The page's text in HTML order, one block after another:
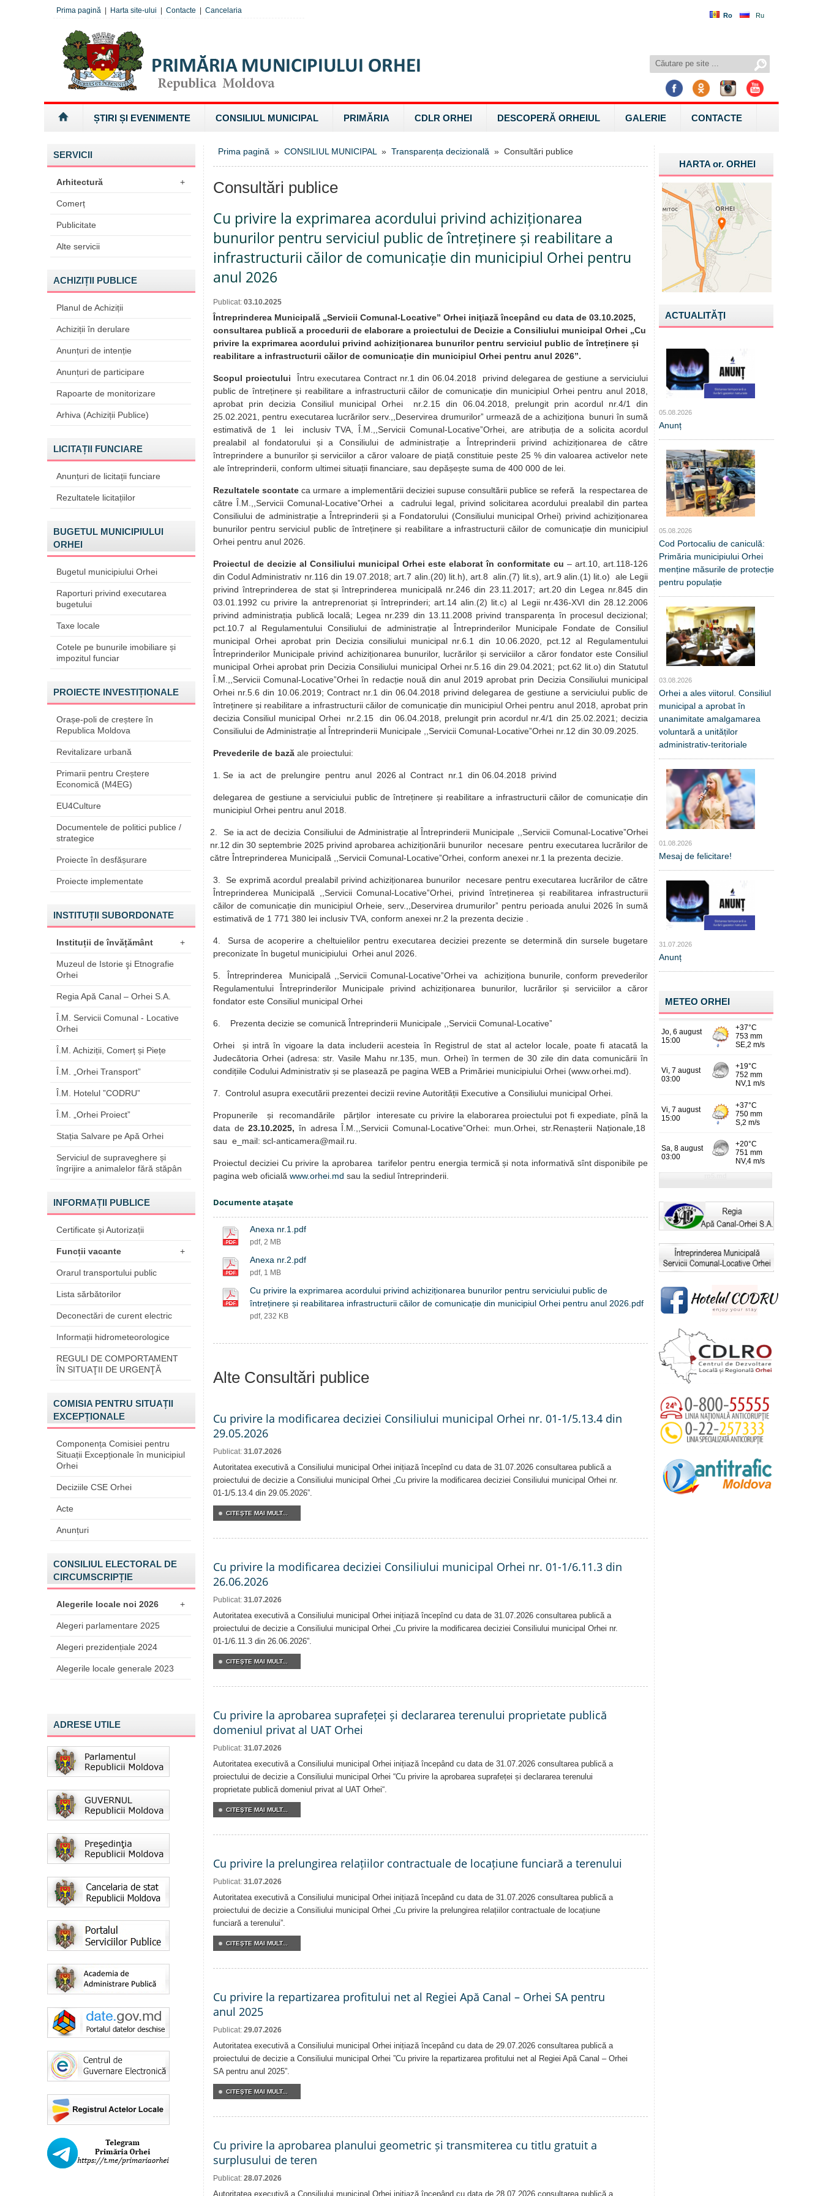
Ro Ru
Prima pagină Harta site-ului Contacte Cancelaria
ȘTIRI ȘI EVENIMENTE CONSILIUL MUNICIPAL PRIMĂRIA CDLR ORHEI DESCOPERĂ ORHEIUL GALERIE CONTACTE
SERVICII
Arhitectură +
Comerț
Publicitate
Alte servicii
ACHIZIȚII PUBLICE
Planul de Achiziții
Achiziții în derulare
Anunțuri de intenție
Anunțuri de participare
Rapoarte de monitorizare
Arhiva (Achiziții Publice)
LICITAȚII FUNCIARE
Anunțuri de licitații funciare
Rezultatele licitațiilor
BUGETUL MUNICIPIULUI
ORHEI
Bugetul municipiului Orhei
Raporturi privind executarea
bugetului
Taxe locale
Cotele pe bunurile imobiliare și
impozitul funciar
PROIECTE INVESTIȚIONALE
Orașe-poli de creștere în
Republica Moldova
Revitalizare urbană
Primarii pentru Creștere
Economică (M4EG)
EU4Culture
Documentele de politici publice /
strategice
Proiecte în desfășurare
Proiecte implementate
INSTITUȚII SUBORDONATE
Instituții de învățământ +
Muzeul de Istorie şi Etnografie
Orhei
Regia Apă Canal – Orhei S.A.
Î.M. Servicii Comunal - Locative
Orhei
Î.M. Achiziții, Comerț și Piețe
Î.M. „Orhei Transport”
Î.M. Hotelul ”CODRU”
Î.M. „Orhei Proiect”
Stația Salvare pe Apă Orhei
Serviciul de supraveghere și
îngrijire a animalelor fără stăpân
INFORMAȚII PUBLICE
Certificate și Autorizații
Funcții vacante +
Orarul transportului public
Lista sărbătorilor
Deconectări de curent electric
Informații hidrometeorologice
REGULI DE COMPORTAMENT
ÎN SITUAŢII DE URGENŢĂ
COMISIA PENTRU SITUAȚII
EXCEPȚIONALE
Componența Comisiei pentru
Situații Excepționale în municipiul
Orhei
Deciziile CSE Orhei
Acte
Anunțuri
CONSILIUL ELECTORAL DE
CIRCUMSCRIPȚIE
Alegerile locale noi 2026 +
Alegeri parlamentare 2025
Alegeri prezidențiale 2024
Alegerile locale generale 2023
ADRESE UTILE
Prima pagină » CONSILIUL MUNICIPAL » Transparența decizională » Consultări publice
Consultări publice
Cu privire la exprimarea acordului privind achiziționarea
bunurilor pentru serviciul public de întreținere și reabilitare a
infrastructurii căilor de comunicație din municipiul Orhei pentru
anul 2026
Publicat: 03.10.2025
Întreprinderea Municipală „Servicii Comunal-Locative” Orhei iniţiază începând cu data de 03.10.2025,
consultarea publică a procedurii de elaborare a proiectului de Decizie a Consiliului municipal Orhei „Cu
privire la exprimarea acordului privind achiziționarea bunurilor pentru serviciul public de întreținere și
reabilitare a infrastructurii căilor de comunicație din municipiul Orhei pentru anul 2026”.
Scopul proiectului Întru executarea Contract nr.1 din 06.04.2018 privind delegarea de gestiune a serviciului
public de întreținere și reabilitare a infrastructurii căilor de comunicație din municipiul Orhei pentru anul 2018,
aprobat prin decizia Consiliul municipal Orhei nr.2.15 din 06.04.2018, prelungit prin acordul nr.4/1 din
25.02.2021, pentru executarea lucrărilor serv.,,Deservirea drumurilorˮ urmează de a achiziționa bunuri în sumă
estimativă de 1 lei inclusiv TVA, Î.M.,,Servicii Comunal-LocativeˮOrhei, are atribuția de a solicita acordul
prealabil al fondatorului și a Consiliului de administrație a Întreprinderii privind achiziționarea de către
întreprindere a bunurilor și serviciilor a căror valoare de piață constituie peste 25 % din valoarea activelor nete
ale întreprinderii, conform ultimei situații financiare, sau depășește suma de 400 000 de lei.
Rezultatele scontate ca urmare a implementării deciziei supuse consultării publice se referă la respectarea de
către Î.M.,,Servicii Comunal-LocativeˮOrhei a cadrului legal, privind solicitarea acordului prealabil din partea
Consiliului de administrație a Întreprinderii și a Fondatorului (Consiliului municipal Orhei) privind achiziționarea
bunurilor pentru serviciul public de întreținere și reabilitare a infrastructurii căilor de comunicație din municipiul
Orhei pentru anul 2026.
Proiectul de decizie al Consiliului municipal Orhei este elaborat în conformitate cu – art.10, art.118-126
din Codul Administrativ nr.116 din 19.07.2018; art.7 alin.(20) lit.h), art.8 alin.(7) lit.s), art.9 alin.(1) lit.o) ale Legii
privind întreprinderea de stat și întreprinderea municipală nr.246 din 23.11.2017; art.20 din Legea nr.845 din
03.01.1992 cu privire la antreprenoriat și întreprinderi; art.14 alin.(2) lit.c) al Legii nr.436-XVI din 28.12.2006
privind administrația publică locală; Legea nr.239 din 13.11.2008 privind transparența în procesul decizional;
pct.10.7 al Regulamentului Consiliului de administrație al Întreprinderilor Municipale Fondate de Consiliul
municipal Orhei aprobat prin Decizia consiliului municipal nr.6.1 din 10.06.2020, pct.12 al Regulamentului
Întreprinderilor Municipale privind achiziționarea bunurilor, lucrărilor și serviciilor a căror fondator este Consiliul
municipal Orhei aprobat prin Decizia Consiliului municipal Orhei nr.5.16 din 29.04.2021; pct.62 lit.o) din Statutul
Î.M.,,Servicii Comunal-LocativeˮOrhei în redacție nouă din anul 2019 aprobat prin Decizia Consiliului municipal
Orhei nr.5.6 din 10.06.2019; Contract nr.1 din 06.04.2018 privind delegarea de gestiune a serviciului public de
întreținere și reabilitare a infrastructurii căilor de comunicație din municipiul Orhei pentru anul 2018, aprobat prin
decizia Consiliul municipal Orhei nr.2.15 din 06.04.2018, prelungit prin acordul nr.4/1 din 25.02.2021; decizia
Consiliului de Administrație al Întreprinderii Municipale ,,Servicii Comunal-LocativeˮOrhei nr.12 din 30.09.2025.
Prevederile de bază ale proiectului:
1. Se ia act de prelungire pentru anul 2026 al Contract nr.1 din 06.04.2018 privind
delegarea de gestiune a serviciului public de întreținere și reabilitare a infrastructurii căilor de comunicație din
municipiul Orhei pentru anul 2018.
2. Se ia act de decizia Consiliului de Administrație al Întreprinderii Municipale ,,Servicii Comunal-LocativeˮOrhei
nr.12 din 30 septembrie 2025 privind aprobarea achiziționării bunurilor necesare pentru executarea lucrărilor de
către Întreprinderea Municipală ,,Servicii Comunal-LocativeˮOrhei, conform anexei nr.1 la prezenta decizie.
3. Se exprimă acordul prealabil privind achiziționarea bunurilor necesare pentru executarea lucrărilor de către
Întreprinderea Municipală ,,Servicii Comunal-LocativeˮOrhei, privind întreținerea și reabilitarea infrastructurii
căilor de comunicație din municipiul Orheie, serv.,,Deservirea drumurilorˮ pentru perioada anului 2026 în sumă
estimativă de 1 771 380 lei inclusiv TVA, conform anexei nr.2 la prezenta decizie .
4. Sursa de acoperire a cheltuielilor pentru executarea deciziei prezente se determină din sursele bugetare
preconizate în bugetul municipiului Orhei anul 2026.
5. Întreprinderea Municipală ,,Servicii Comunal-LocativeˮOrhei va achiziționa bunurile, conform prevederilor
Regulamentului Întreprinderilor Municipale privind achiziționarea bunurilor, lucrărilor și serviciilor a căror
fondator este Consiliul municipal Orhei
6. Prezenta decizie se comunică Întreprinderii Municipale ,,Servicii Comunal-Locativeˮ
Orhei și intră în vigoare la data includerii acesteia în Registrul de stat al actelor locale, poate fi atacată la
Judecătoria Orhei (adresa: str. Vasile Mahu nr.135, mun. Orhei) în termen de 30 zile din data comunicării în
condițiile Codului Administrativ și se plasează pe pagina WEB a Primăriei municipiului Orhei (www.orhei.md).
7. Controlul asupra executării prezentei decizii revine Autorității Executive a Consiliului municipal Orhei.
Propunerile și recomandările părților interesate cu privire la elaborarea proiectului pot fi expediate, pînă la
data de23.10.2025, în adresa Î.M.,,Servicii Comunal-LocativeˮOrhei: mun.Orhei, str.Renașterii Naționale,18
sau e_mail: scl-anticamera@mail.ru.
Proiectul deciziei Cu privire la aprobarea tarifelor pentru energia termică și nota informativă sînt disponibile pe
pagina web oficială www.orhei.md sau la sediul întreprinderii.
Documente ataşate
Anexa nr.1.pdf
pdf, 2 MB
Anexa nr.2.pdf
pdf, 1 MB
Cu privire la exprimarea acordului privind achiziționarea bunurilor pentru serviciului public de
întreținere și reabilitarea infrastructurii căilor de comunicație din municipiul Orhei pentru anul 2026.pdf
pdf, 232 KB
Alte Consultări publice
Cu privire la modificarea deciziei Consiliului municipal Orhei nr. 01-1/5.13.4 din
29.05.2026
Publicat: 31.07.2026
Autoritatea executivă a Consiliului municipal Orhei inițiază începînd cu data de 31.07.2026 consultarea publică a
proiectului de decizie a Consiliului municipal Orhei „Cu privire la modificarea deciziei Consiliului municipal Orhei nr.
01-1/5.13.4 din 29.05.2026”.
CITEŞTE MAI MULT...
Cu privire la modificarea deciziei Consiliului municipal Orhei nr. 01-1/6.11.3 din
26.06.2026
Publicat: 31.07.2026
Autoritatea executivă a Consiliului municipal Orhei inițiază începînd cu data de 31.07.2026 consultarea publică a
proiectului de decizie a Consiliului municipal Orhei „Cu privire la modificarea deciziei Consiliului municipal Orhei nr.
01-1/6.11.3 din 26.06.2026”.
CITEŞTE MAI MULT...
Cu privire la aprobarea suprafeței și declararea terenului proprietate publică
domeniul privat al UAT Orhei
Publicat: 31.07.2026
Autoritatea executivă a Consiliului municipal Orhei inițiază începând cu data de 31.07.2026 consultarea publică a
proiectului de decizie a Consiliului municipal Orhei “Cu privire la aprobarea suprafeței și declararea terenului
proprietate publică domeniul privat al UAT Orhei“.
CITEŞTE MAI MULT...
Cu privire la prelungirea relațiilor contractuale de locațiune funciară a terenului
Publicat: 31.07.2026
Autoritatea executivă a Consiliului municipal Orhei inițiază începând cu data de 31.07.2026 consultarea publică a
proiectului de decizie a Consiliului municipal Orhei „Cu privire la prelungirea relațiilor contractuale de locațiune
funciară a terenului”.
CITEŞTE MAI MULT...
Cu privire la repartizarea profitului net al Regiei Apă Canal – Orhei SA pentru
anul 2025
Publicat: 29.07.2026
Autoritatea executivă a Consiliului municipal Orhei inițiază începând cu data de 29.07.2026 consultarea publică a
proiectului de decizie a Consiliului municipal Orhei ”Cu privire la repartizarea profitului net al Regiei Apă Canal – Orhei
SA pentru anul 2025”.
CITEŞTE MAI MULT...
Cu privire la aprobarea planului geometric și transmiterea cu titlu gratuit a
surplusului de teren
Publicat: 28.07.2026
Autoritatea executivă a Consiliului municipal Orhei inițiază începând cu data de 28.07.2026 consultarea publică a
HARTA or.ORHEI
ACTUALITĂŢI
05.08.2026
Anunț
05.08.2026
Cod Portocaliu de caniculă:
Primăria municipiului Orhei
menține măsurile de protecție
pentru populație
03.08.2026
Orhei a ales viitorul. Consiliul
municipal a aprobat în
unanimitate amalgamarea
voluntară a unităților
administrativ-teritoriale
01.08.2026
Mesaj de felicitare!
31.07.2026
Anunț
METEO ORHEI